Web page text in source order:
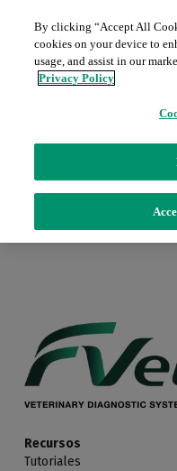
Inicio
Servicios
Piezas para
Radiología
Endoscopia
Diagnóstico In
Promociones
Este
Regresar
Recursos
Tutoriales
By clicking “Accept All
cookies on your device to
usage, and assist in our
Privacy Policy